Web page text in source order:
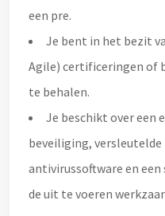
een pre.
Je bent in het bezit
Agile) certificeringen of
te behalen.
Je beschikt over
beveiliging,
antivirussoftware en
de uit te voeren